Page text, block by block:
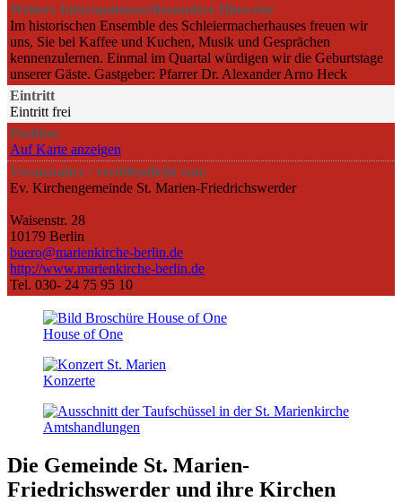
Weitere Informationen/Besondere Hinweise
Im historischen Ensemble des Schleiermacherhauses freuen wir
uns, Sie bei Kaffee und Kuchen, Musik und Gesprächen
kennenzulernen. Einmal im Quartal würdigen wir die Geburtstage
unserer Gäste. Gastgeber: Pfarrer Dr. Alexander Arno Heck
Eintritt
Eintritt frei
Position
Auf Karte anzeigen
Veranstalter / veröffentlicht von:
Ev. Kirchengemeinde St. Marien-Friedrichswerder
Waisenstr. 28
10179 Berlin
buero@marienkirche-berlin.de
http://www.marienkirche-berlin.de
Tel. 030- 24 75 95 10
House of One
Konzerte
Amts­handlungen
Die Gemeinde St. Marien-
Friedrichswerder und ihre Kirchen